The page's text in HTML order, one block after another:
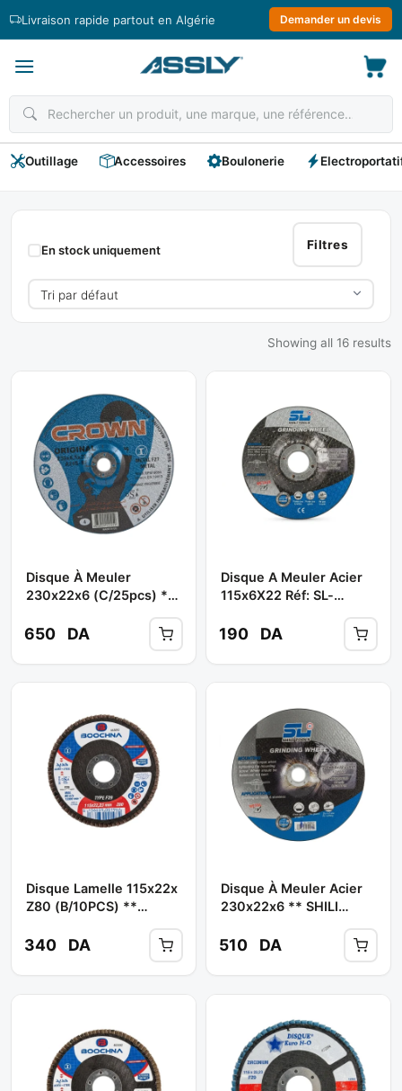
Livraison rapide partout en Algérie Demander un devis
Outillage Accessoires Boulonerie
Disque
Meule
Filtres
En stock uniquement
Showing all 16 results
Disque À Meuler
230x22x6 (C/25pcs) **
650 DA
Disque A Meuler Acier
115x6X22 Réf: SL-
) ** SHILI TOOLS
190 DA
Disque Lamelle 115x22x
Z80 (B/10PCS) **
340 DA
Disque À Meuler Acier
230x22x6 ** SHILI
510 DA